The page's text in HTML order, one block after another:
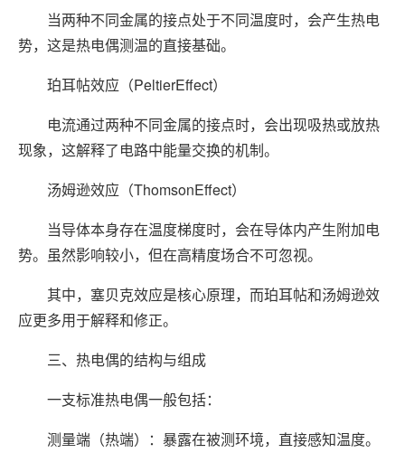
当两种不同金属的接点处于不同温度时，会产生热电
势，这是热电偶测温的直接基础。
珀耳帖效应（PeltierEffect）
电流通过两种不同金属的接点时，会出现吸热或放热
现象，这解释了电路中能量交换的机制。
汤姆逊效应（ThomsonEffect）
当导体本身存在温度梯度时，会在导体内产生附加电
势。虽然影响较小，但在高精度场合不可忽视。
其中，塞贝克效应是核心原理，而珀耳帖和汤姆逊效
应更多用于解释和修正。
三、热电偶的结构与组成
一支标准热电偶一般包括：
测量端（热端）：暴露在被测环境，直接感知温度。